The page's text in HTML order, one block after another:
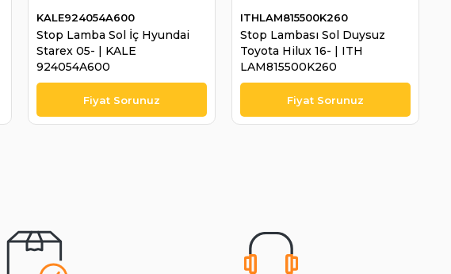
Stop Lamba Sol İç Hyundai
Starex 05- | KALE
924054A600
KALE924054A600
Stop Lambası Sol Duysuz
Toyota Hilux 16- | ITH
LAM815500K260
ITHLAM815500K260